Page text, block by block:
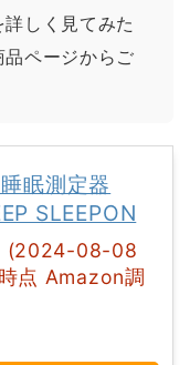
しく見てみた
ページからご
眠測定器
SLEEPON
(2024-08-08
点 Amazon調